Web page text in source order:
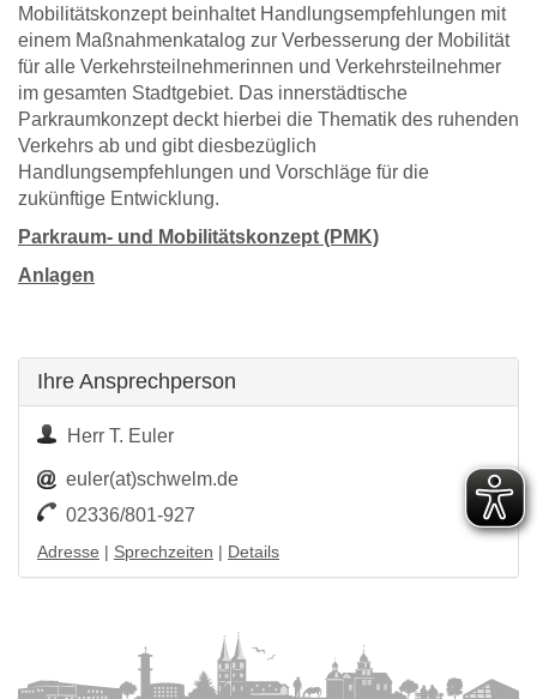
Mobilitätskonzept beinhaltet Handlungsempfehlungen mit
einem Maßnahmenkatalog zur Verbesserung der Mobilität
für alle Verkehrsteilnehmerinnen und Verkehrsteilnehmer
im gesamten Stadtgebiet. Das innerstädtische
Parkraumkonzept deckt hierbei die Thematik des ruhenden
Verkehrs ab und gibt diesbezüglich
Handlungsempfehlungen und Vorschläge für die
zukünftige Entwicklung.
Parkraum- und Mobilitätskonzept (PMK)
Anlagen
Ihre Ansprechperson
Herr T. Euler
euler(at)schwelm.de
02336/801-927
Adresse | Sprechzeiten | Details